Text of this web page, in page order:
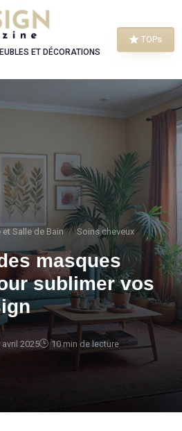
ET DÉCORATIONS
TOPs
et Salle de Bain Soins cheveux
masques
sublimer vos
avril 2025 10 min de lecture